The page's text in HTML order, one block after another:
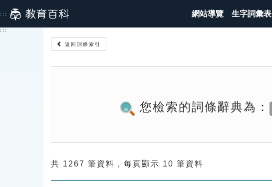
到
主
::: 網站導覽 生字詞彙表
:::
返回詞條索引
您檢索的詞條辭典為：
共 1267 筆資料，每頁顯示 10 筆資料